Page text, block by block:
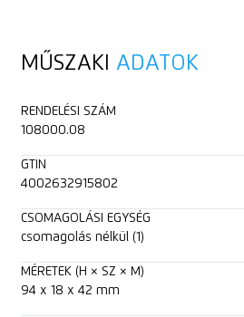
MŰSZAKI ADATOK
RENDELÉSI SZÁM
108000.08
GTIN
4002632915802
CSOMAGOLÁSI EGYSÉG
csomagolás nélkül (1)
MÉRETEK (H × SZ × M)
94 x 18 x 42 mm